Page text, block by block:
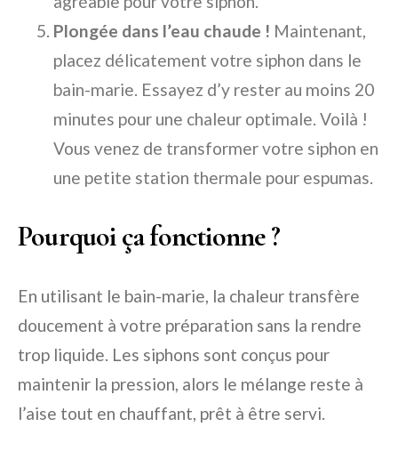
Plongée dans l’eau chaude ! Maintenant,
placez délicatement votre siphon dans le
bain-marie. Essayez d’y rester au moins 20
minutes pour une chaleur optimale. Voilà !
Vous venez de transformer votre siphon en
une petite station thermale pour espumas.
Pourquoi ça fonctionne ?
En utilisant le bain-marie, la chaleur transfère
doucement à votre préparation sans la rendre
trop liquide. Les siphons sont conçus pour
maintenir la pression, alors le mélange reste à
l’aise tout en chauffant, prêt à être servi.